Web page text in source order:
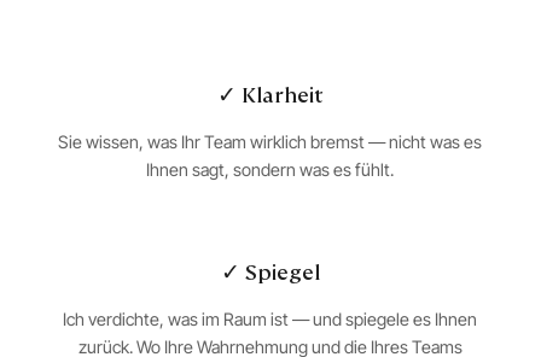
✓ Klarheit
Sie wissen, was Ihr Team wirklich bremst — nicht was es
Ihnen sagt, sondern was es fühlt.
✓ Spiegel
Ich verdichte, was im Raum ist — und spiegele es Ihnen
zurück. Wo Ihre Wahrnehmung und die Ihres Teams